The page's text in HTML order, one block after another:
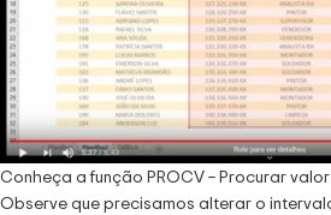
Conheça a função PROCV – Procurar
Observe que precisamos alterar o